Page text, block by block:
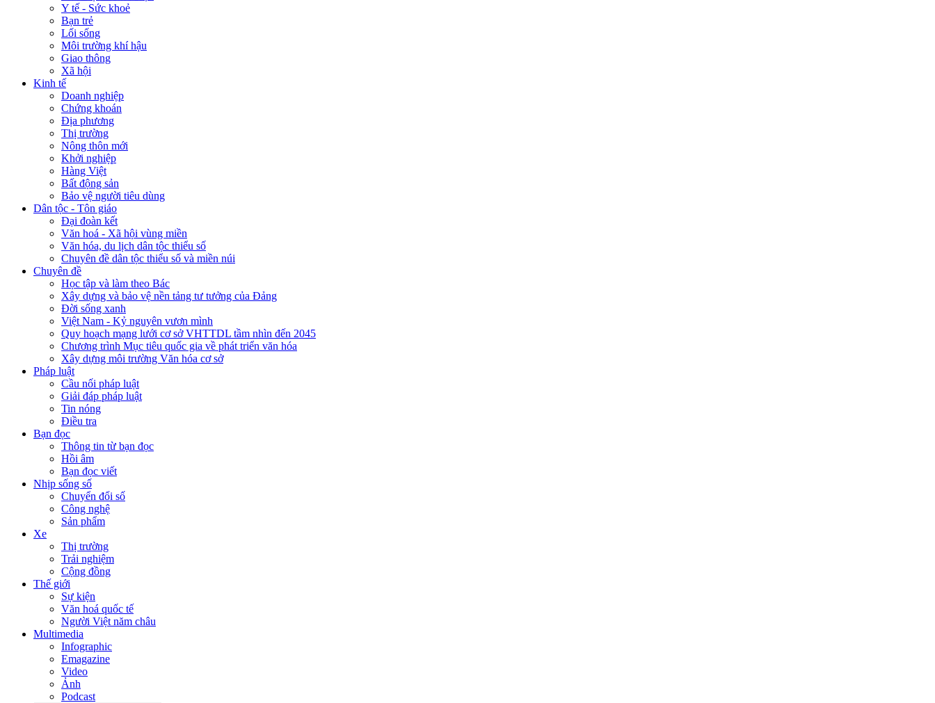
Y tế - Sức khoẻ
Bạn trẻ
Lối sống
Môi trường khí hậu
Giao thông
Xã hội
Kinh tế
Doanh nghiệp
Chứng khoán
Địa phương
Thị trường
Nông thôn mới
Khởi nghiệp
Hàng Việt
Bất động sản
Bảo vệ người tiêu dùng
Dân tộc - Tôn giáo
Đại đoàn kết
Văn hoá - Xã hội vùng miền
Văn hóa, du lịch dân tộc thiểu số
Chuyên đề dân tộc thiểu số và miền núi
Chuyên đề
Học tập và làm theo Bác
Xây dựng và bảo vệ nền tảng tư tưởng của Đảng
Đời sống xanh
Việt Nam - Kỷ nguyên vươn mình
Quy hoạch mạng lưới cơ sở VHTTDL tầm nhìn đến 2045
Chương trình Mục tiêu quốc gia về phát triển văn hóa
Xây dựng môi trường Văn hóa cơ sở
Pháp luật
Cầu nối pháp luật
Giải đáp pháp luật
Tin nóng
Điều tra
Bạn đọc
Thông tin từ bạn đọc
Hồi âm
Bạn đọc viết
Nhịp sống số
Chuyển đổi số
Công nghệ
Sản phẩm
Xe
Thị trường
Trải nghiệm
Cộng đồng
Thế giới
Sự kiện
Văn hoá quốc tế
Người Việt năm châu
Multimedia
Infographic
Emagazine
Video
Ảnh
Podcast